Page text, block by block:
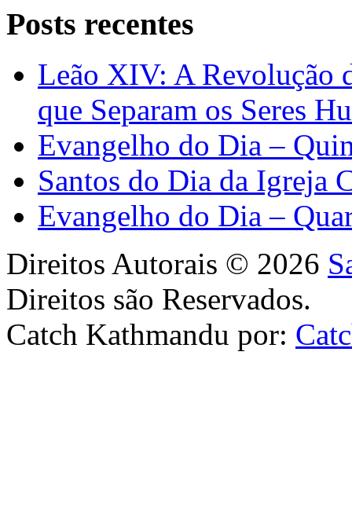
Posts recentes
Leão XIV: A Revolução
que Separam os Seres
Evangelho do Dia –
Santos do Dia da Igreja
Evangelho do Dia –
Direitos Autorais © 2026
Direitos são Reservados.
Catch Kathmandu por: